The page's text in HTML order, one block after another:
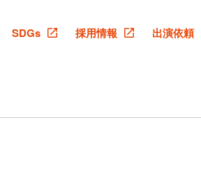
SDGs 採用情報 出演依頼